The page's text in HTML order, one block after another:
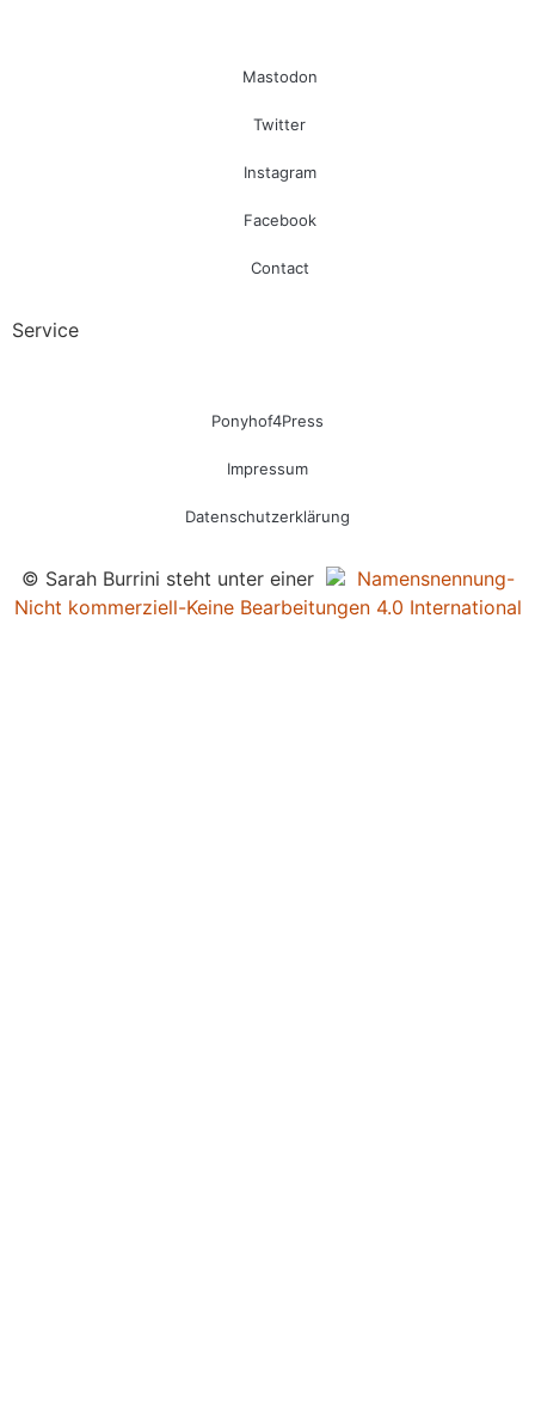
Mastodon
Twitter
Instagram
Facebook
Contact
Service
Ponyhof4Press
Impressum
Datenschutzerklärung
© Sarah Burrini steht unter einer
Namensnennung-
Nicht kommerziell-Keine Bearbeitungen 4.0 International